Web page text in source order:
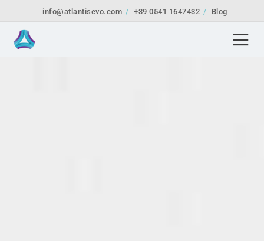
info@atlantisevo.com +39 0541 1647432 Blog